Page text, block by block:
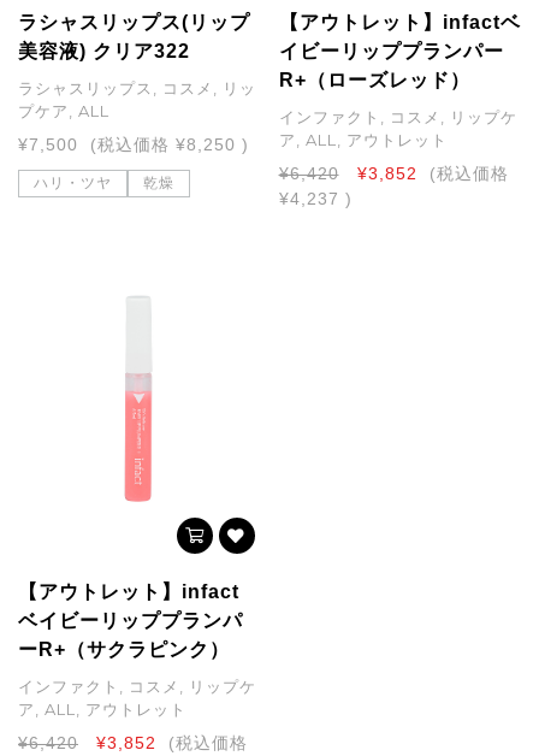
ラシャスリップス(リップ
美容液) クリア322
ラシャスリップス, コスメ, リッ
プケア, ALL
¥7,500
(税込価格 ¥8,250 )
ハリ・ツヤ 乾燥
【アウトレット】infactベ
イビーリッププランパー
R+（ローズレッド）
インファクト, コスメ, リップケ
ア, ALL, アウトレット
¥6,420
¥3,852
(税込価格
¥4,237 )
【アウトレット】infact
ベイビーリッププランパ
ーR+（サクラピンク）
インファクト, コスメ, リップケ
ア, ALL, アウトレット
¥6,420
¥3,852
(税込価格